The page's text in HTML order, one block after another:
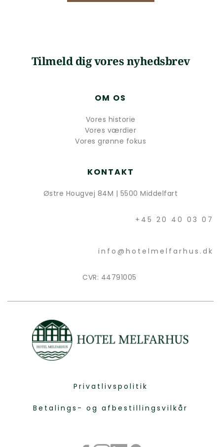
Tilmeld dig vores nyhedsbrev
OM OS
Vores historie
Vores værdier
Vores grønne fokus
KONTAKT
Østre Hougvej 84M | 5500 Middelfart
+45 20 40 03 07
info@hotelmelfarhus.dk
CVR: 44791005
Privatlivspolitik
Betalings- og afbestillingsvilkår